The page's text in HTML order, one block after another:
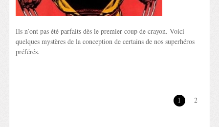
Ils n’ont pas été parfaits dès le premier coup de crayon. Voici
quelques mystères de la conception de certains de nos superhéros
préférés.
1 2